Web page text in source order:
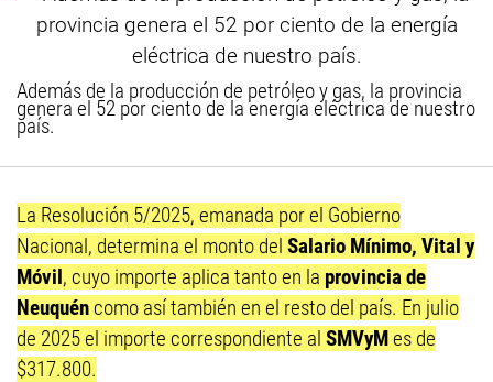
Además de la producción de petróleo y gas, la provincia
genera el 52 por ciento de la energía eléctrica de nuestro
país.
La Resolución 5/2025, emanada por el Gobierno
Nacional, determina el monto del Salario Mínimo, Vital y
Móvil, cuyo importe aplica tanto en la provincia de
Neuquén como así también en el resto del país. En julio
de 2025 el importe correspondiente al SMVyMes de
$317.800.